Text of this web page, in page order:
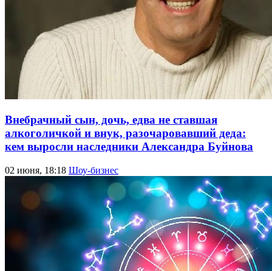
Внебрачный сын, дочь, едва не ставшая
алкоголичкой и внук, разочаровавший деда:
кем выросли наследники Александра Буйнова
02 июня, 18:18 Шоу-бизнес